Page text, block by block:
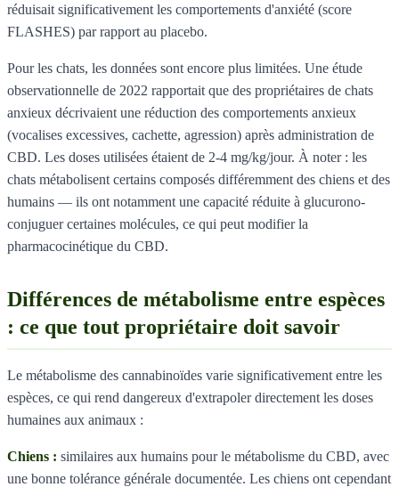
réduisait significativement les comportements d'anxiété (score
FLASHES) par rapport au placebo.
Pour les chats, les données sont encore plus limitées. Une étude
observationnelle de 2022 rapportait que des propriétaires de chats
anxieux décrivaient une réduction des comportements anxieux
(vocalises excessives, cachette, agression) après administration de
CBD. Les doses utilisées étaient de 2-4 mg/kg/jour. À noter : les
chats métabolisent certains composés différemment des chiens et des
humains — ils ont notamment une capacité réduite à glucurono-
conjuguer certaines molécules, ce qui peut modifier la
pharmacocinétique du CBD.
Différences de métabolisme entre espèces
: ce que tout propriétaire doit savoir
Le métabolisme des cannabinoïdes varie significativement entre les
espèces, ce qui rend dangereux d'extrapoler directement les doses
humaines aux animaux :
Chiens : similaires aux humains pour le métabolisme du CBD, avec
une bonne tolérance générale documentée. Les chiens ont cependant